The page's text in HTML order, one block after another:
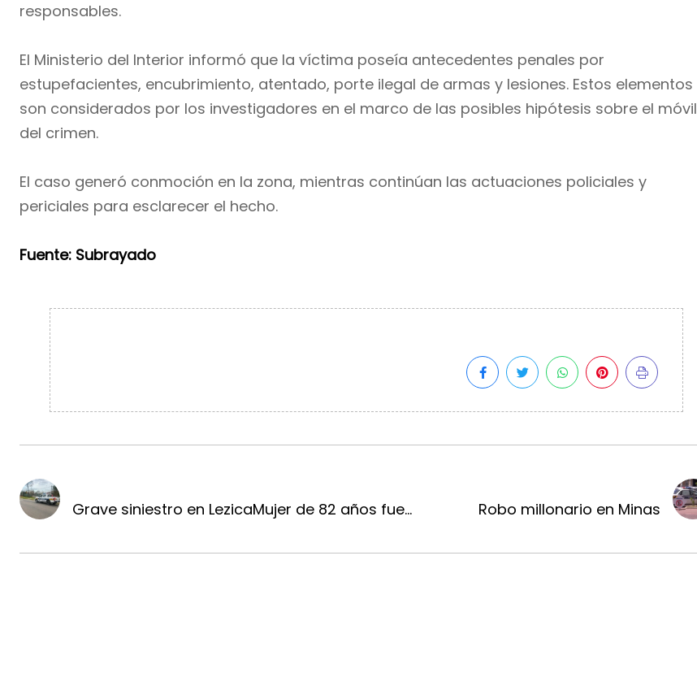
responsables.
El Ministerio del Interior informó que la víctima poseía antecedentes penales por
estupefacientes, encubrimiento, atentado, porte ilegal de armas y lesiones. Estos elementos
son considerados por los investigadores en el marco de las posibles hipótesis sobre el móvil
del crimen.
El caso generó conmoción en la zona, mientras continúan las actuaciones policiales y
periciales para esclarecer el hecho.
Fuente: Subrayado
Grave siniestro en LezicaMujer de 82 años fue... Robo millonario en Minas